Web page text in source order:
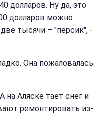
долларов. Ну да, это
долларов можно
тысячи – "персик", -
Она пожаловалась
на Аляске тает снег и
ремонтировать из-